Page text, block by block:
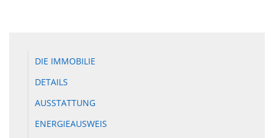
DIE IMMOBILIE
DETAILS
AUSSTATTUNG
ENERGIEAUSWEIS